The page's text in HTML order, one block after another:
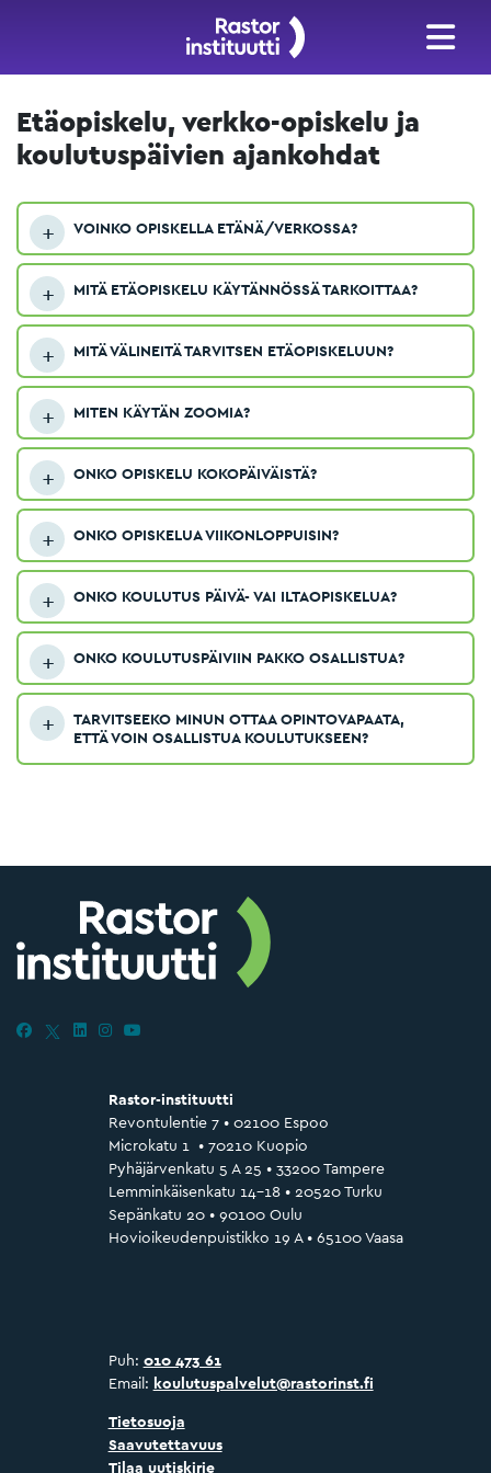
Etäopiskelu, verkko-opiskelu ja
koulutuspäivien ajankohdat
VOINKO OPISKELLA ETÄNÄ/VERKOSSA?
MITÄ ETÄOPISKELU KÄYTÄNNÖSSÄ TARKOITTAA?
MITÄ VÄLINEITÄ TARVITSEN ETÄOPISKELUUN?
MITEN KÄYTÄN ZOOMIA?
ONKO OPISKELU KOKOPÄIVÄISTÄ?
ONKO OPISKELUA VIIKONLOPPUISIN?
ONKO KOULUTUS PÄIVÄ- VAI ILTAOPISKELUA?
ONKO KOULUTUSPÄIVIIN PAKKO OSALLISTUA?
TARVITSEEKO MINUN OTTAA OPINTOVAPAATA,
ETTÄ VOIN OSALLISTUA KOULUTUKSEEN?
Rastor-instituutti
Revontulentie 7 • 02100 Espoo
Microkatu 1 • 70210 Kuopio
Pyhäjärvenkatu 5 A 25 • 33200 Tampere
Lemminkäisenkatu 14–18 • 20520 Turku
Sepänkatu 20 • 90100 Oulu
Hovioikeudenpuistikko 19 A • 65100 Vaasa
Puh: 010 473 61
Email: koulutuspalvelut@rastorinst.fi
Tietosuoja
Saavutettavuus
Tilaa uutiskirje